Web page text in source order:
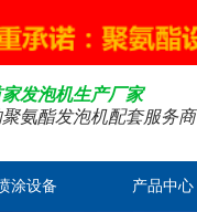
发泡机生产厂家
聚氨酯发泡机配套服务商
涂设备 产品中心